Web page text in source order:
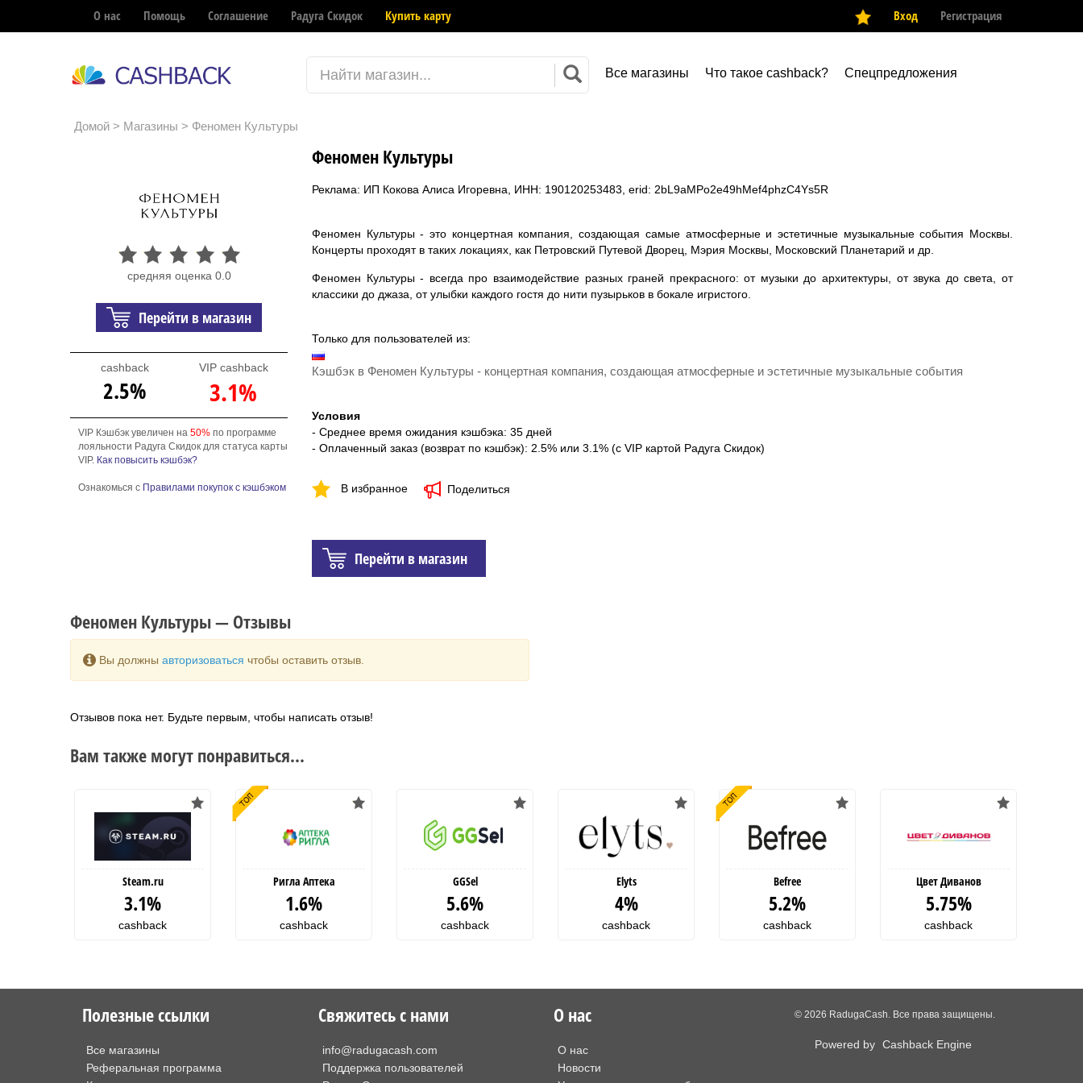
О нас Помощь Соглашение Радуга Скидок Купить карту Вход Регистрация
Все магазины Что такое cashback? Спецпредложения
Домой > Магазины > Феномен Культуры
средняя оценка 0.0
Перейти в магазин
cashback
2.5%
VIP cashback
3.1%
VIP Кэшбэк увеличен на 50% по программе
лояльности Радуга Скидок для статуса карты
VIP. Как повысить кэшбэк?
Ознакомься с Правилами покупок с кэшбэком
Феномен Культуры
Реклама: ИП Кокова Алиса Игоревна, ИНН: 190120253483, erid: 2bL9aMPo2e49hMef4phzC4Ys5R
Феномен Культуры - это концертная компания, создающая самые атмосферные и эстетичные музыкальные события Москвы.
Концерты проходят в таких локациях, как Петровский Путевой Дворец, Мэрия Москвы, Московский Планетарий и др.
Феномен Культуры - всегда про взаимодействие разных граней прекрасного: от музыки до архитектуры, от звука до света, от
классики до джаза, от улыбки каждого гостя до нити пузырьков в бокале игристого.
Только для пользователей из:
Кэшбэк в Феномен Культуры - концертная компания, создающая атмосферные и эстетичные музыкальные события
Условия
- Среднее время ожидания кэшбэка: 35 дней
- Оплаченный заказ (возврат по кэшбэк): 2.5% или 3.1% (с VIP картой Радуга Скидок)
В избранное Поделиться
Перейти в магазин
Феномен Культуры — Отзывы
Вы должны авторизоваться чтобы оставить отзыв.
Отзывов пока нет. Будьте первым, чтобы написать отзыв!
Вам также могут понравиться...
Steam.ru
3.1%
cashback
Ригла Аптека
1.6%
cashback
GGSel
5.6%
cashback
Elyts
4%
cashback
Befree
5.2%
cashback
Цвет Диванов
5.75%
cashback
Полезные ссылки
Все магазины
Реферальная программа
Свяжитесь с нами
info@radugacash.com
Поддержка пользователей
О нас
О нас
Новости
© 2026 RadugaCash. Все права защищены.
Powered by Cashback Engine